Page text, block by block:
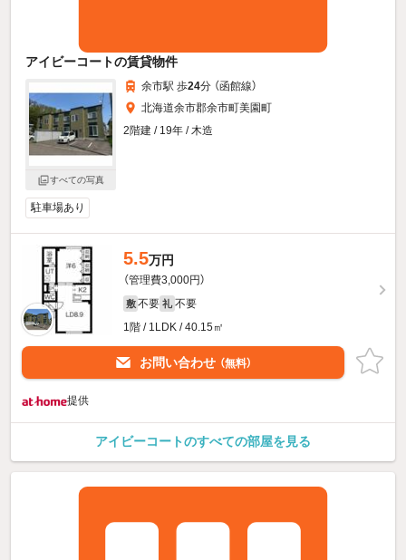
アイビーコートの賃貸物件
すべての写真
余市駅 歩24分 （函館線）
北海道余市郡余市町美園町
2階建 / 19年 / 木造
駐車場あり
5.5万円
（管理費3,000円）
敷 不要 礼 不要
1階 / 1LDK / 40.15㎡
お問い合わせ （無料）
提供
アイビーコートのすべての部屋を見る